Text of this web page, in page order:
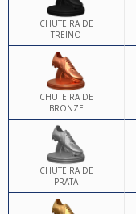
CHUTEIRA DE
TREINO
CHUTEIRA DE
BRONZE
CHUTEIRA DE
PRATA